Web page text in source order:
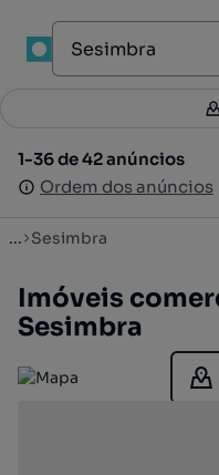
1-36 de 42 anúncios
Ordem dos anúncios
1-36 de 42 anúncios
Ordem dos anúncios
... Sesimbra
Imóveis
Sesimbra